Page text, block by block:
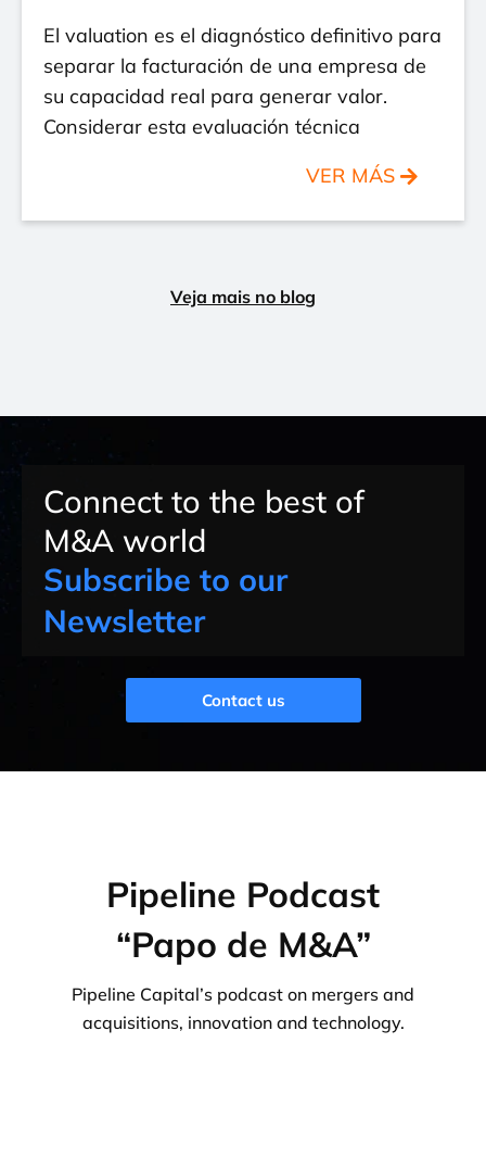
El valuation es el diagnóstico definitivo para
separar la facturación de una empresa de
su capacidad real para generar valor.
Considerar esta evaluación técnica
VER MÁS
Veja mais no blog
Connect to the best of
M&A world
Subscribe to our
Newsletter
Contact us
Pipeline Podcast
“Papo de M&A”
Pipeline Capital’s podcast on mergers and
acquisitions, innovation and technology.